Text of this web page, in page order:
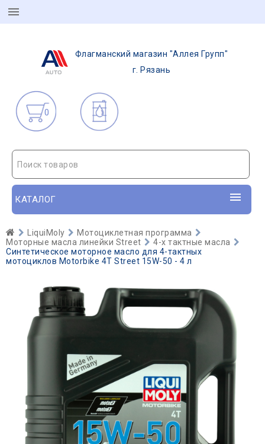
Флагманский магазин "Аллея Групп"
г. Рязань
0
Поиск товаров
КАТАЛОГ
LiquiMoly
Мотоциклетная программа
Моторные масла линейки Street
4-х тактные масла
Синтетическое моторное масло для 4-тактных
мотоциклов Motorbike 4T Street 15W-50 - 4 л